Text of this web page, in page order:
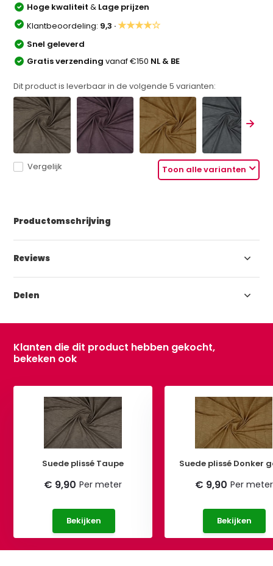
Hoge kwaliteit& Lage prijzen
Klantbeoordeling: 9,3 ·★★★★☆
Snel geleverd
Gratis verzendingvanaf €150 NL & BE
Dit product is leverbaar in de volgende5 varianten:
Toon alle varianten
Vergelijk
Productomschrijving
Reviews
Delen
Klanten die dit product hebben gekocht,
bekeken ook
Suede plissé Taupe
€ 9,90 Per meter
Bekijken
Suede plissé Donker
€ 9,90 Per meter
Bekijken